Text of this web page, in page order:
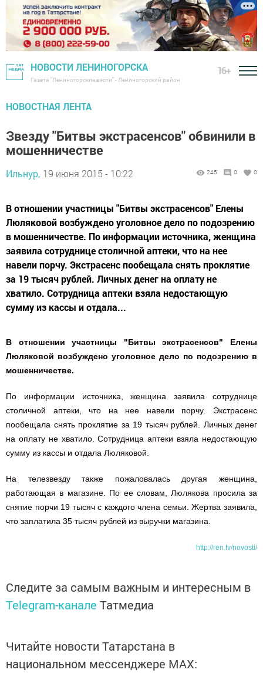
НОВОСТИ ЛЕНИНОГОРСКА
Газета "Лениногорские вести" - Лениногорский район
16+
НОВОСТНАЯ ЛЕНТА
Звезду "Битвы экстрасенсов" обвинили в
мошенничестве
Ильнур, 19 июня 2015 - 10:22 245 0 0
В отношении участницы "Битвы экстрасенсов" Елены
Люляковой возбуждено уголовное дело по подозрению
в мошенничестве. По информации источника, женщина
заявила сотруднице столичной аптеки, что на нее
навели порчу. Экстрасенс пообещала снять проклятие
за 19 тысяч рублей. Личных денег на оплату не
хватило. Сотрудница аптеки взяла недостающую
сумму из кассы и отдала...
В отношении участницы "Битвы экстрасенсов" Елены
Люляковой возбуждено уголовное дело по подозрению в
мошенничестве.
По информации источника, женщина заявила сотруднице
столичной аптеки, что на нее навели порчу. Экстрасенс
пообещала снять проклятие за 19 тысяч рублей. Личных денег
на оплату не хватило. Сотрудница аптеки взяла недостающую
сумму из кассы и отдала Люляковой.
На телезвезду также пожаловалась другая женщина,
работающая в магазине. По ее словам, Люлякова просила за
снятие порчи 19 тысяч с каждого члена семьи. Жертва заявила,
что заплатила 35 тысяч рублей из выручки магазина.
http://ren.tv/novosti/
Следите за самым важным и интересным в
Telegram-канале Татмедиа
Читайте новости Татарстана в
национальном мессенджере MАХ: